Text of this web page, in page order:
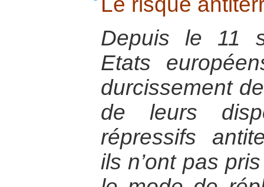
Depuis le 11
Etats
durcissement
de leurs
répressifs
ils n’ont pas